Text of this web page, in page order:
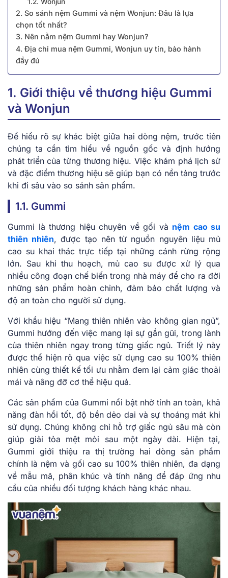
2. So sánh nệm Gummi và nệm Wonjun: Đâu là lựa
chọn tốt nhất?
3. Nên nằm nệm Gummi hay Wonjun?
4. Địa chỉ mua nệm Gummi, Wonjun uy tín, bảo hành
đầy đủ
1. Giới thiệu về thương hiệu Gummi
và Wonjun
Để hiểu rõ sự khác biệt giữa hai dòng nệm, trước tiên
chúng ta cần tìm hiểu về nguồn gốc và định hướng
phát triển của từng thương hiệu. Việc khám phá lịch sử
và đặc điểm thương hiệu sẽ giúp bạn có nền tảng trước
khi đi sâu vào so sánh sản phẩm.
1.1. Gummi
Gummi là thương hiệu chuyên về gối và nệm cao su
thiên nhiên, được tạo nên từ nguồn nguyên liệu mủ
cao su khai thác trực tiếp tại những cánh rừng rộng
lớn. Sau khi thu hoạch, mủ cao su được xử lý qua
nhiều công đoạn chế biến trong nhà máy để cho ra đời
những sản phẩm hoàn chỉnh, đảm bảo chất lượng và
độ an toàn cho người sử dụng.
Với khẩu hiệu “Mang thiên nhiên vào không gian ngủ”,
Gummi hướng đến việc mang lại sự gần gũi, trong lành
của thiên nhiên ngay trong từng giấc ngủ. Triết lý này
được thể hiện rõ qua việc sử dụng cao su 100% thiên
nhiên cùng thiết kế tối ưu nhằm đem lại cảm giác thoải
mái và nâng đỡ cơ thể hiệu quả.
Các sản phẩm của Gummi nổi bật nhờ tính an toàn, khả
năng đàn hồi tốt, độ bền dẻo dai và sự thoáng mát khi
sử dụng. Chúng không chỉ hỗ trợ giấc ngủ sâu mà còn
giúp giải tỏa mệt mỏi sau một ngày dài. Hiện tại,
Gummi giới thiệu ra thị trường hai dòng sản phẩm
chính là nệm và gối cao su 100% thiên nhiên, đa dạng
về mẫu mã, phân khúc và tính năng để đáp ứng nhu
cầu của nhiều đối tượng khách hàng khác nhau.